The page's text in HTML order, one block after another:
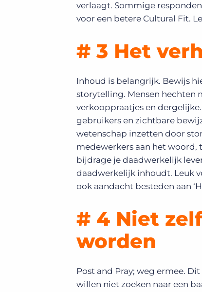
verlaagt. Sommige
voor een betere Cultural Fit.
# 3 Het
Inhoud is belangrijk. Bewijs
storytelling. Mensen hechten
verkooppraatjes en
gebruikers en zichtbare
wetenschap inzetten door
medewerkers aan het woord,
bijdrage je daadwerkelijk
daadwerkelijk inhoudt. Leuk
ook aandacht besteden aan
# 4 Niet
worden
Post and Pray; weg ermee.
willen niet zoeken naar een